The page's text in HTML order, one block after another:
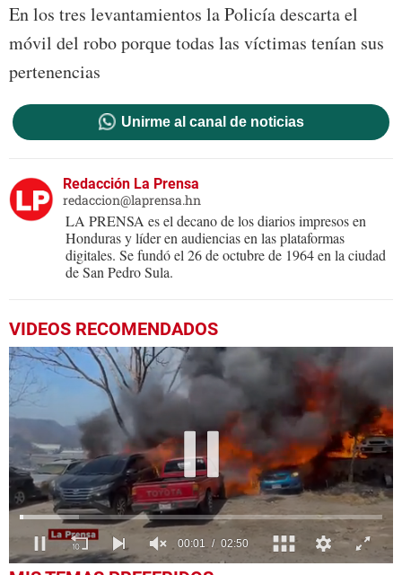
En los tres levantamientos la Policía descarta el
móvil del robo porque todas las víctimas tenían sus
pertenencias
Unirme al canal de noticias
Redacción La Prensa
redaccion@laprensa.hn
LA PRENSA es el decano de los diarios impresos en
Honduras y líder en audiencias en las plataformas
digitales. Se fundó el 26 de octubre de 1964 en la ciudad
de San Pedro Sula.
VIDEOS RECOMENDADOS
0